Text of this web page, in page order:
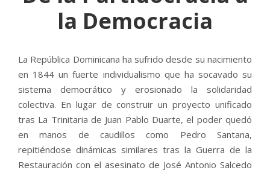
la Democracia
La República Dominicana ha sufrido desde su nacimiento
en 1844 un fuerte individualismo que ha socavado su
sistema democrático y erosionado la solidaridad
colectiva. En lugar de construir un proyecto unificado
tras La Trinitaria de Juan Pablo Duarte, el poder quedó
en manos de caudillos como Pedro Santana,
repitiéndose dinámicas similares tras la Guerra de la
Restauración con el asesinato de José Antonio Salcedo